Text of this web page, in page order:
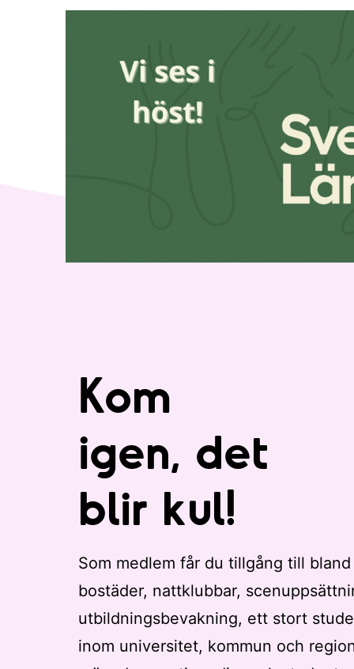
Kom
igen, det
blir kul!
Som medlem får du tillgång till
bostäder, nattklubbar,
utbildningsbevakning, ett stort
inom universitet, kommun och